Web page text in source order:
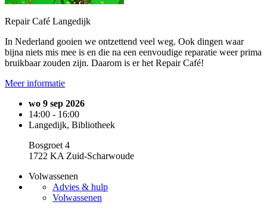
Repair Café Langedijk
In Nederland gooien we ontzettend veel weg. Ook dingen waar
bijna niets mis mee is en die na een eenvoudige reparatie weer prima
bruikbaar zouden zijn. Daarom is er het Repair Café!
Meer informatie
wo 9 sep 2026
14:00 - 16:00
Langedijk, Bibliotheek
Bosgroet 4
1722 KA Zuid-Scharwoude
Volwassenen
Advies & hulp
Volwassenen